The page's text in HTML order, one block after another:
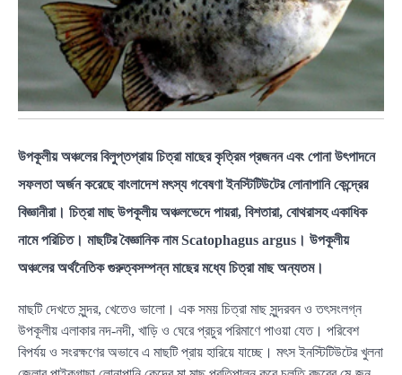
উপকূলীয় অঞ্চলের বিলুপ্তপ্রায় চিত্রা মাছের কৃত্রিম প্রজনন এবং পোনা উৎপাদনে
সফলতা অর্জন করেছে বাংলাদেশ মৎস্য গবেষণা ইনস্টিটিউটের লোনাপানি কেন্দ্রের
বিজ্ঞানীরা। চিত্রা মাছ উপকূলীয় অঞ্চলভেদে পায়রা, বিশতারা, বোথরাসহ একাধিক
নামে পরিচিত। মাছটির বৈজ্ঞানিক নাম Scatophagus argus। উপকূলীয়
অঞ্চলের অর্থনৈতিক গুরুত্বসম্পন্ন মাছের মধ্যে চিত্রা মাছ অন্যতম।
মাছটি দেখতে সুন্দর, খেতেও ভালো। এক সময় চিত্রা মাছ সুন্দরবন ও তৎসংলগ্ন
উপকূলীয় এলাকার নদ-নদী, খাড়ি ও ঘেরে প্রচুর পরিমাণে পাওয়া যেত। পরিবেশ
বিপর্যয় ও সংরক্ষণের অভাবে এ মাছটি প্রায় হারিয়ে যাচ্ছে। মৎস ইনস্টিটিউটের খুলনা